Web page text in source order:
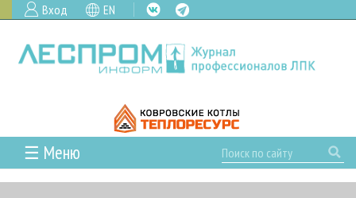
Вход EN
☰ Меню
ГЛАВНАЯ